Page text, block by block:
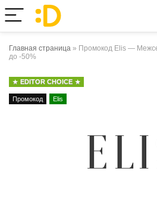
Главная страница » Промокод Elis —
до -50%
EDITOR CHOICE
Промокод Elis